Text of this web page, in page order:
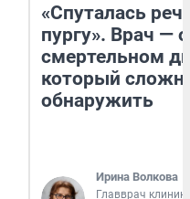
«Спуталась
пургу». Врач — о
смертельном
который
обнаружить
Ирина Волкова
Главврач